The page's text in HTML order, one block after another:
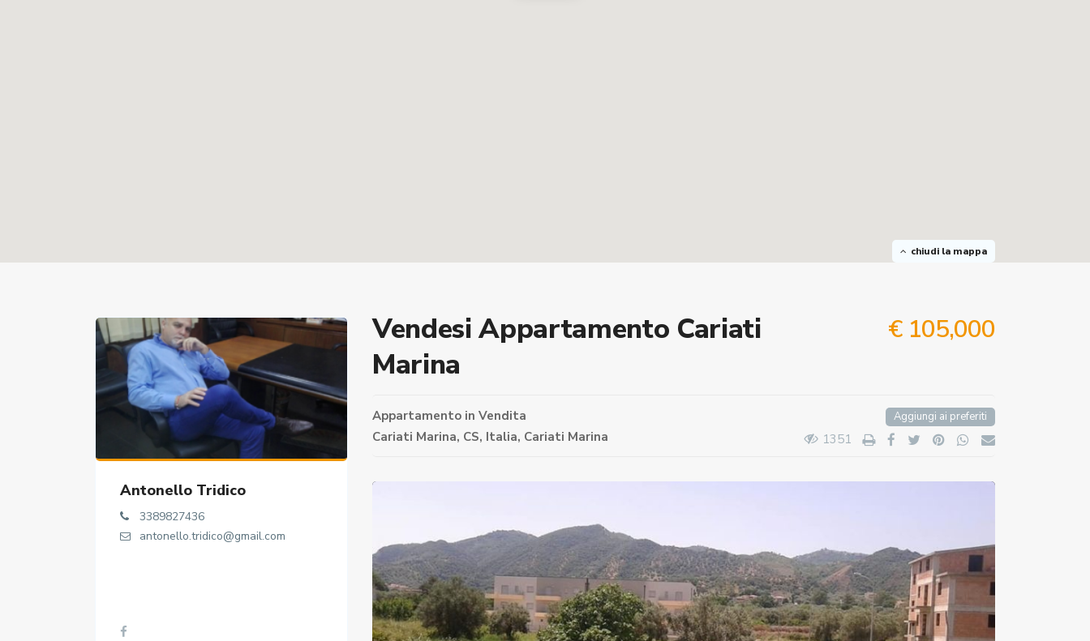
chiudi la mappa
Vendesi Appartamento Cariati
Marina
€ 105,000
Appartamento in Vendita
Cariati Marina, CS, Italia, Cariati Marina
Aggiungi ai preferiti
1351
Antonello Tridico
3389827436
antonello.tridico@gmail.com